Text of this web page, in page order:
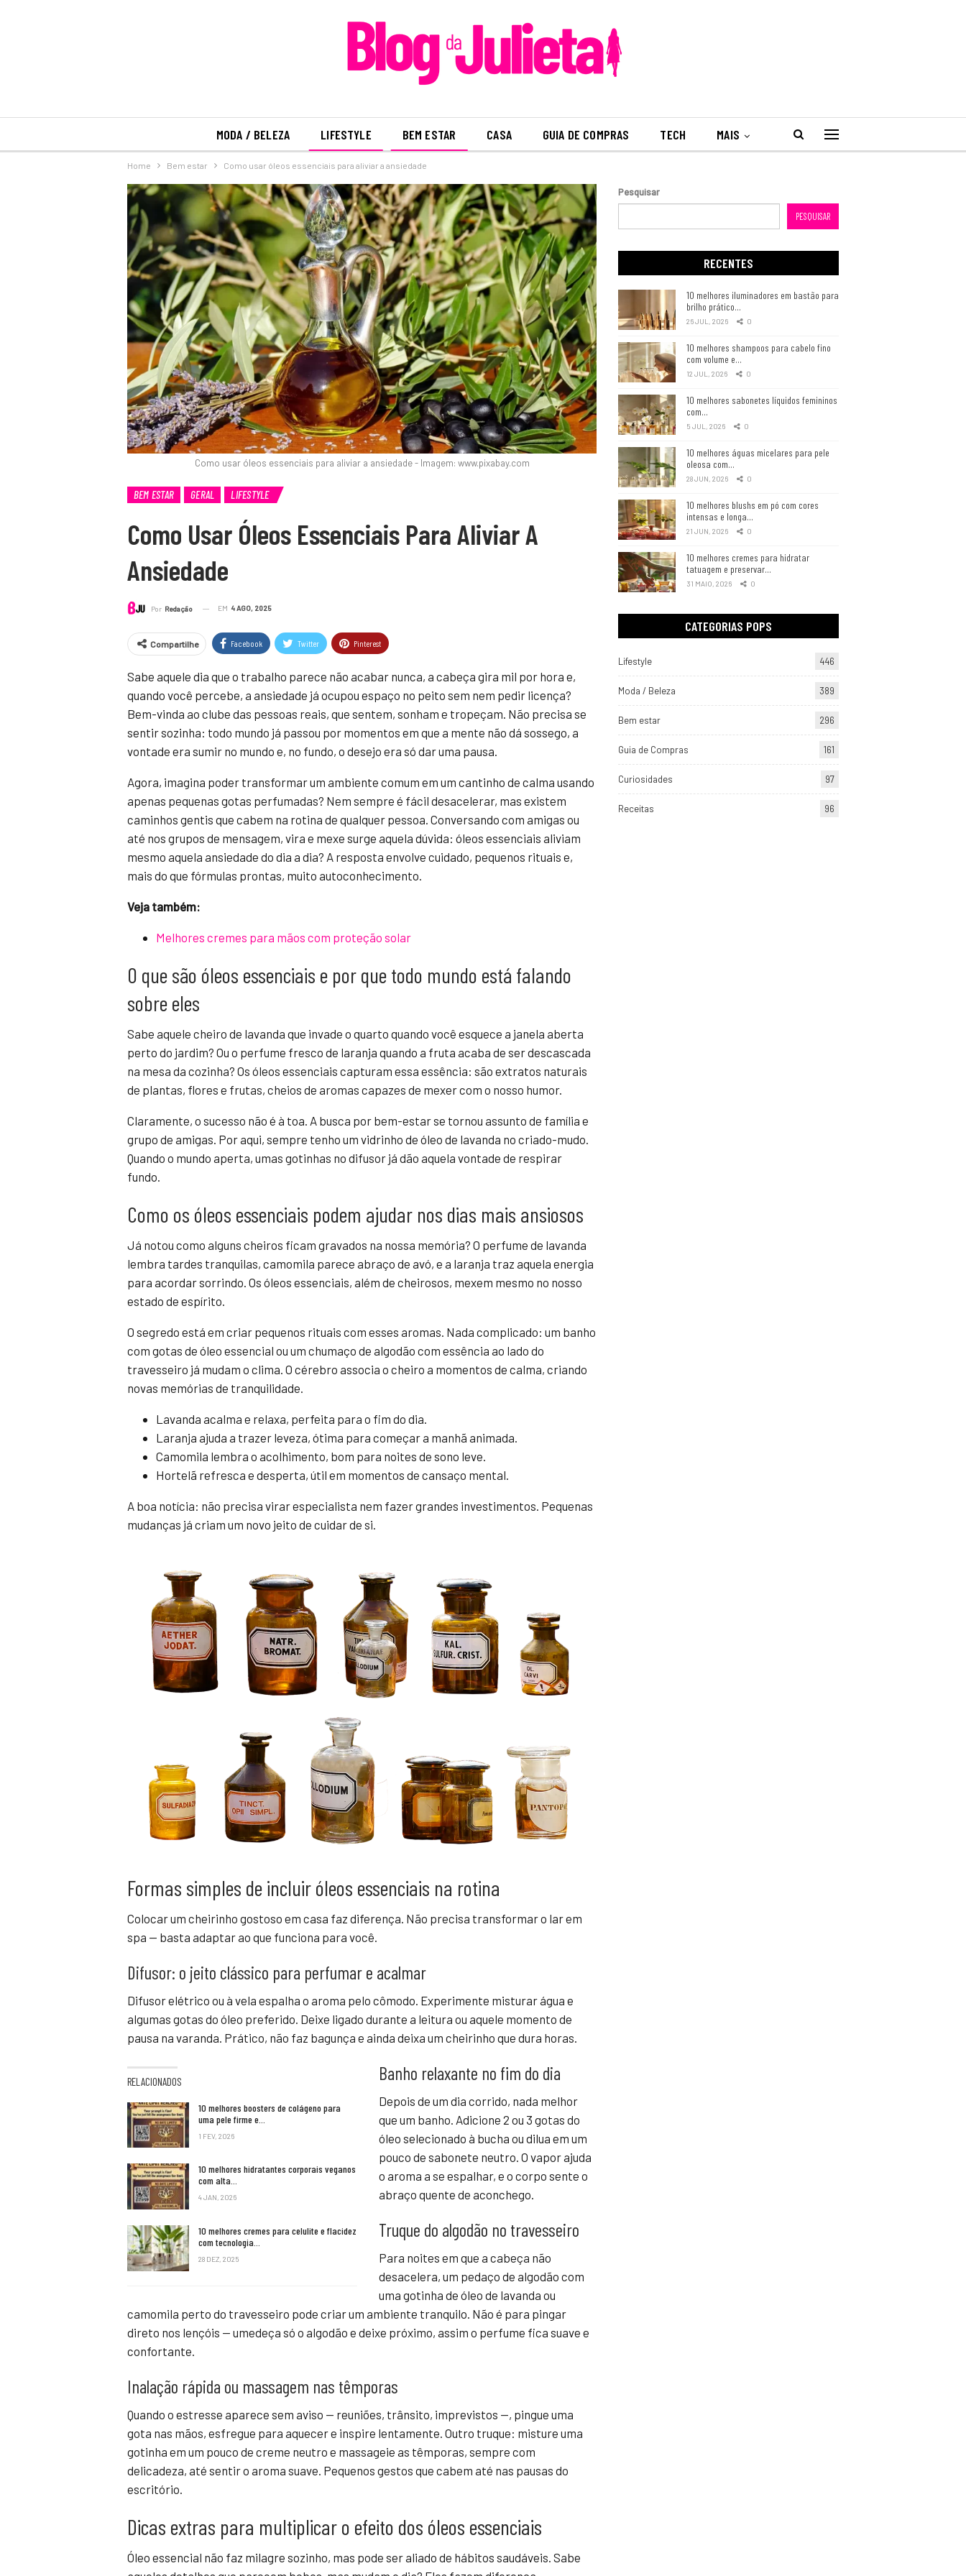
MODA / BELEZA LIFESTYLE BEM ESTAR CASA GUIA DE COMPRAS TECH MAIS
Home Bem estar Como usar óleos essenciais para aliviar a ansiedade
Como usar óleos essenciais para aliviar a ansiedade - Imagem: www.pixabay.com
BEM ESTAR GERAL LIFESTYLE
Como Usar Óleos Essenciais Para Aliviar A
Ansiedade
Por Redação EM 4 AGO, 2025
Compartilhe Facebook Twitter Pinterest
Sabe aquele dia que o trabalho parece não acabar nunca, a cabeça gira mil por hora e,
quando você percebe, a ansiedade já ocupou espaço no peito sem nem pedir licença?
Bem-vinda ao clube das pessoas reais, que sentem, sonham e tropeçam. Não precisa se
sentir sozinha: todo mundo já passou por momentos em que a mente não dá sossego, a
vontade era sumir no mundo e, no fundo, o desejo era só dar uma pausa.
Agora, imagina poder transformar um ambiente comum em um cantinho de calma usando
apenas pequenas gotas perfumadas? Nem sempre é fácil desacelerar, mas existem
caminhos gentis que cabem na rotina de qualquer pessoa. Conversando com amigas ou
até nos grupos de mensagem, vira e mexe surge aquela dúvida: óleos essenciais aliviam
mesmo aquela ansiedade do dia a dia? A resposta envolve cuidado, pequenos rituais e,
mais do que fórmulas prontas, muito autoconhecimento.
Veja também:
Melhores cremes para mãos com proteção solar
O que são óleos essenciais e por que todo mundo está falando
sobre eles
Sabe aquele cheiro de lavanda que invade o quarto quando você esquece a janela aberta
perto do jardim? Ou o perfume fresco de laranja quando a fruta acaba de ser descascada
na mesa da cozinha? Os óleos essenciais capturam essa essência: são extratos naturais
de plantas, flores e frutas, cheios de aromas capazes de mexer com o nosso humor.
Claramente, o sucesso não é à toa. A busca por bem-estar se tornou assunto de família e
grupo de amigas. Por aqui, sempre tenho um vidrinho de óleo de lavanda no criado-mudo.
Quando o mundo aperta, umas gotinhas no difusor já dão aquela vontade de respirar
fundo.
Como os óleos essenciais podem ajudar nos dias mais ansiosos
Já notou como alguns cheiros ficam gravados na nossa memória? O perfume de lavanda
lembra tardes tranquilas, camomila parece abraço de avó, e a laranja traz aquela energia
para acordar sorrindo. Os óleos essenciais, além de cheirosos, mexem mesmo no nosso
estado de espírito.
O segredo está em criar pequenos rituais com esses aromas. Nada complicado: um banho
com gotas de óleo essencial ou um chumaço de algodão com essência ao lado do
travesseiro já mudam o clima. O cérebro associa o cheiro a momentos de calma, criando
novas memórias de tranquilidade.
Lavanda acalma e relaxa, perfeita para o fim do dia.
Laranja ajuda a trazer leveza, ótima para começar a manhã animada.
Camomila lembra o acolhimento, bom para noites de sono leve.
Hortelã refresca e desperta, útil em momentos de cansaço mental.
A boa notícia: não precisa virar especialista nem fazer grandes investimentos. Pequenas
mudanças já criam um novo jeito de cuidar de si.
Formas simples de incluir óleos essenciais na rotina
Colocar um cheirinho gostoso em casa faz diferença. Não precisa transformar o lar em
spa — basta adaptar ao que funciona para você.
Difusor: o jeito clássico para perfumar e acalmar
Difusor elétrico ou à vela espalha o aroma pelo cômodo. Experimente misturar água e
algumas gotas do óleo preferido. Deixe ligado durante a leitura ou aquele momento de
pausa na varanda. Prático, não faz bagunça e ainda deixa um cheirinho que dura horas.
RELACIONADOS
10 melhores boosters de colágeno para
uma pele firme e…
1 FEV, 2026
10 melhores hidratantes corporais veganos
com alta…
4 JAN, 2026
10 melhores cremes para celulite e flacidez
com tecnologia…
28 DEZ, 2025
Banho relaxante no fim do dia
Depois de um dia corrido, nada melhor
que um banho. Adicione 2 ou 3 gotas do
óleo selecionado à bucha ou dilua em um
pouco de sabonete neutro. O vapor ajuda
o aroma a se espalhar, e o corpo sente o
abraço quente de aconchego.
Truque do algodão no travesseiro
Para noites em que a cabeça não
desacelera, um pedaço de algodão com
uma gotinha de óleo de lavanda ou
camomila perto do travesseiro pode criar um ambiente tranquilo. Não é para pingar
direto nos lençóis — umedeça só o algodão e deixe próximo, assim o perfume fica suave e
confortante.
Inalação rápida ou massagem nas têmporas
Quando o estresse aparece sem aviso — reuniões, trânsito, imprevistos —, pingue uma
gota nas mãos, esfregue para aquecer e inspire lentamente. Outro truque: misture uma
gotinha em um pouco de creme neutro e massageie as têmporas, sempre com
delicadeza, até sentir o aroma suave. Pequenos gestos que cabem até nas pausas do
escritório.
Dicas extras para multiplicar o efeito dos óleos essenciais
Óleo essencial não faz milagre sozinho, mas pode ser aliado de hábitos saudáveis. Sabe
Pesquisar
PESQUISAR
RECENTES
10 melhores iluminadores em bastão para
brilho prático…
26 JUL, 2026 0
10 melhores shampoos para cabelo fino
com volume e…
12 JUL, 2026 0
10 melhores sabonetes líquidos femininos
com…
5 JUL, 2026 0
10 melhores águas micelares para pele
oleosa com…
28 JUN, 2026 0
10 melhores blushs em pó com cores
intensas e longa…
21 JUN, 2026 0
10 melhores cremes para hidratar
tatuagem e preservar…
31 MAIO, 2026 0
CATEGORIAS POPS
Lifestyle 446
Moda / Beleza 389
Bem estar 296
Guia de Compras 161
Curiosidades 97
Receitas 96